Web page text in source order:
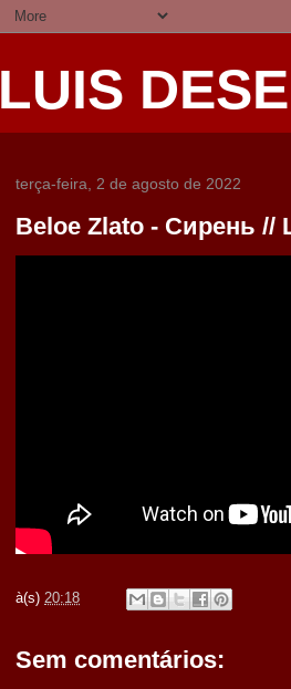
LUIS
terça-feira, 2 de agosto de 2022
Beloe Zlato - Сирень //
à(s) 20:18
Sem comentários: